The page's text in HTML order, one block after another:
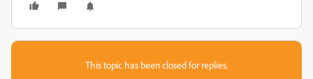
This topic has been closed for replies.